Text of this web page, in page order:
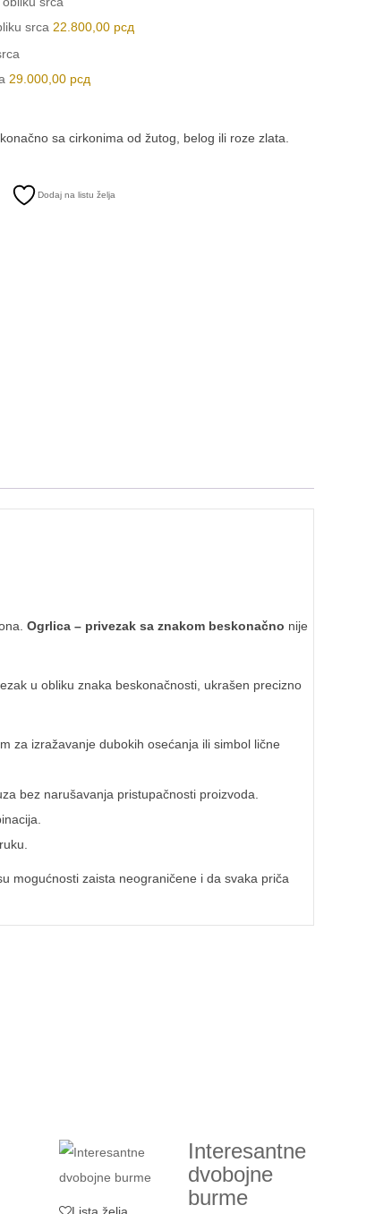
srca 22.800,00 рсд
29.000,00 рсд
sa cirkonima od žutog, belog ili roze zlata.
Dodaj na listu želja
Ogrlica – privezak sa znakom beskonačno nije
u obliku znaka beskonačnosti, ukrašen precizno
za izražavanje dubokih osećanja ili simbol lične
bez narušavanja pristupačnosti proizvoda.
mogućnosti zaista neograničene i da svaka priča
Interesantne
dvobojne
burme